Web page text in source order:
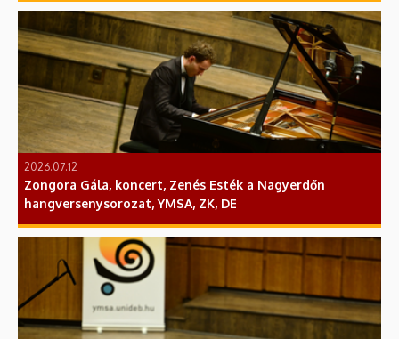
2026.07.12
Zongora Gála, koncert, Zenés Esték a Nagyerdőn
hangversenysorozat, YMSA, ZK, DE